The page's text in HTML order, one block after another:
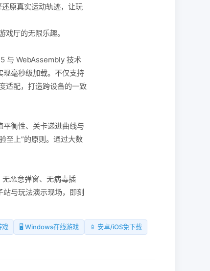
原真实运动轨迹，让玩
厅的无限乐趣。
与 WebAssembly 技术
现毫秒级加载。不仅支持
适配，打造跨设备的一致
衡性、关卡递进曲线与
至上”的原则。通过大数
恶意弹窗、无病毒插
与玩法演示现场，即刻
戏 🖥️ Windows在线游戏
📱 安卓/iOS免下载